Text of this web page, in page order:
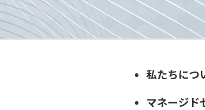
私たちにつ
マネージド